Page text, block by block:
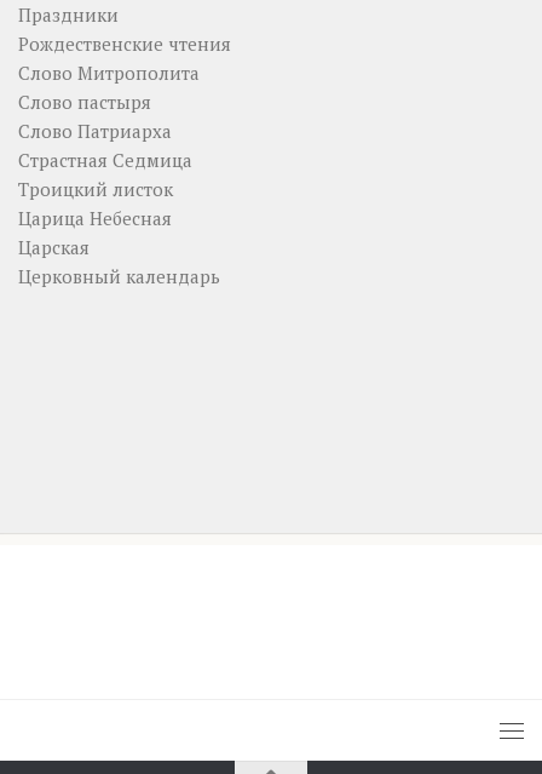
Праздники
Рождественские чтения
Слово Митрополита
Слово пастыря
Слово Патриарха
Страстная Седмица
Троицкий листок
Царица Небесная
Царская
Церковный календарь